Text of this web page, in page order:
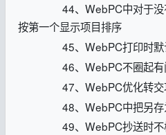
44、WebPC中对于
按第一个显示项目排序
45、WebPC打印时
46、WebPC不圈起
47、WebPC优化转
48、WebPC中把另
49、WebPC抄送时